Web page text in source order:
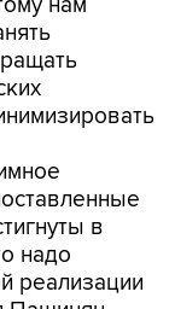
в
надо
реализации